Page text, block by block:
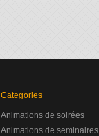
Categories
Animations de soirées
Animations de seminaires